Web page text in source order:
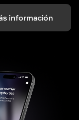
información